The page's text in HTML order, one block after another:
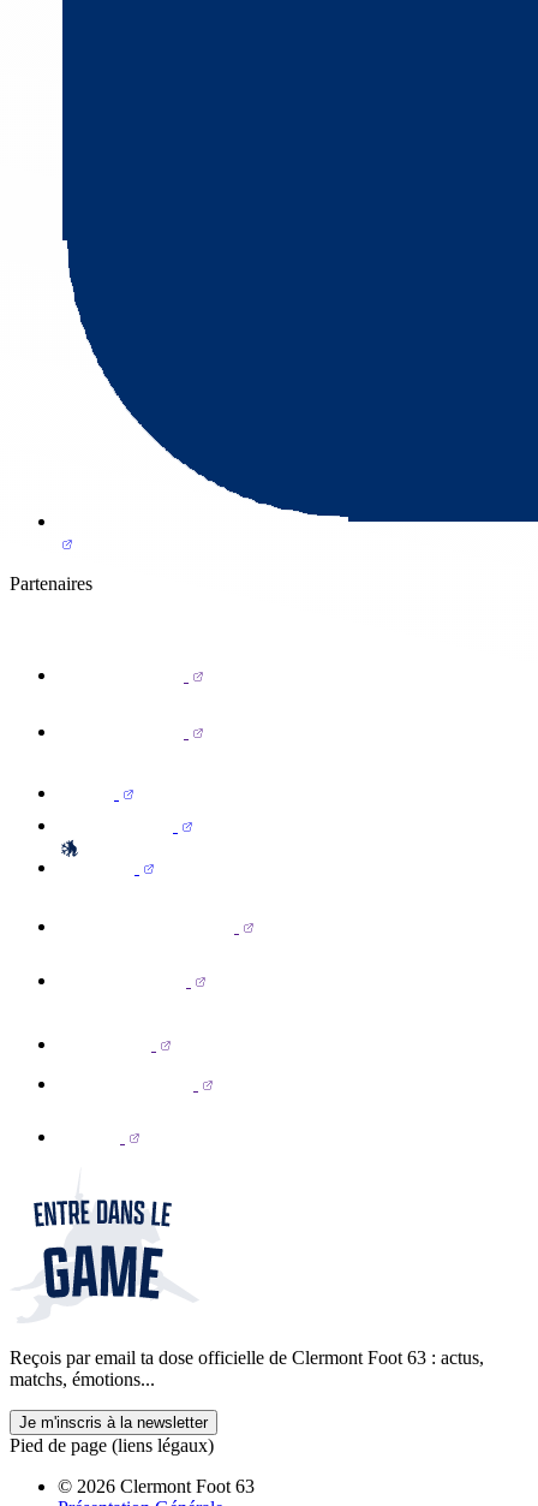
Partenaires
Reçois par email ta dose officielle de Clermont Foot 63 : actus,
matchs, émotions...
Je m'inscris à la newsletter
Pied de page (liens légaux)
© 2026 Clermont Foot 63